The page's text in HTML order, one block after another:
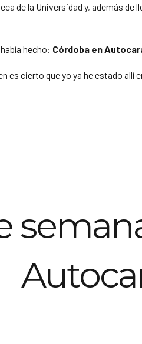
de la Universidad y, además
hecho: Córdoba en
es cierto que yo ya he estado